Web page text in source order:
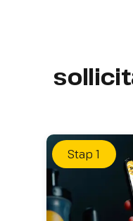
Stap 1